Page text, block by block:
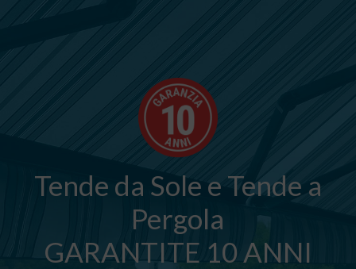
Tende da Sole e Tende a
Pergola
GARANTITE 10 ANNI